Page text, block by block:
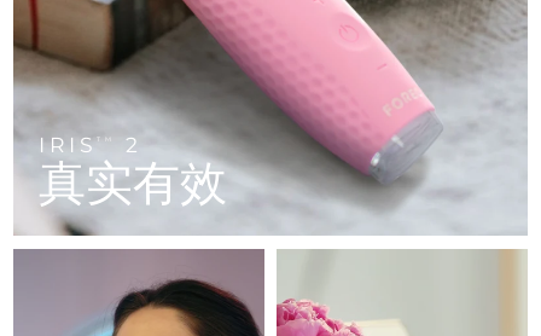
IRIS TM 2
真实有效
For young skin, T-zone
LUNA™ 4 go
For travel or gym bag
LUNA™ 护肤
Premium anti-aging skincare
BEAR™ 设备
All premium facelift devices
UFO™ 3 mini
Red light therapy device for young skin
UFO™ 3 go
Portable red light therapy
Rejuvenation & hydration
issa™ 4 smile
Hybrid silicone sonic toothbrush
issa™ 4 baby
For ages 0-3
issa™ Teeth Whitening Set
Dual LED + sonic device & 18% PAP gel
Clinical anti-aging
FAQ™ 102
Advanced clinical anti-aging
LED mask
FAQ™ 202
LED mask
生发
FAQ™ 301
LED hair strengthening scalp massager
FAQ™ Scalp Serum
Scalp recovery probiotic serum
肌肤年轻化
FAQ™ 501
Full-Spectrum Red Light Therapy
FAQ™ 502
Full-Spectrum Red Light Therapy
保健品
NEW
专业治疗
哥伦比亚 预计送达日期 8/14/26
克罗地亚 预计送达日期 8/10/26
塞浦路斯 预计送达日期
捷克 预计送达日期
爱沙尼亚 预计送达日期